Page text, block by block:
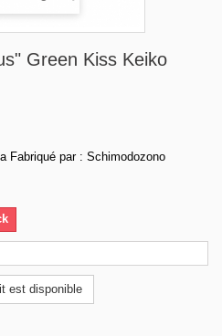
Green Kiss Keiko
Fabriqué par : Schimodozono
est disponible